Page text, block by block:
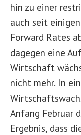
hin zu einer
auch seit
Forward Rates
dagegen eine
Wirtschaft
nicht mehr. In
Anfang Februar
Ergebnis, dass